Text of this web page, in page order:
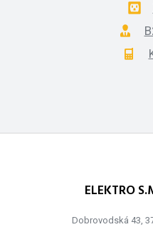
ELEKTRO
Dobrovodská 43,